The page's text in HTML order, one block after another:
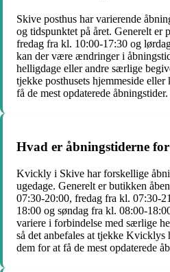
Skive posthus har varierende
og tidspunktet på året. Generelt er
fredag fra kl. 10:00-17:30 og
kan der være ændringer i
helligdage eller andre særlige
tjekke posthusets hjemmeside
få de mest opdaterede åbningstider.
Hvad er åbningstiderne
Kvickly i Skive har forskellige
ugedage. Generelt er butikken
07:30-20:00, fredag fra kl. 07:30-
18:00 og søndag fra kl. 08:00-
variere i forbindelse med særlige
så det anbefales at tjekke Kvicklys
dem for at få de mest opdaterede